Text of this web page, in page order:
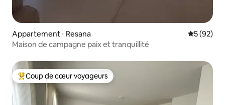
Appartement ⋅ Resana
5 (92)
Maison de campagne paix et tranquillité
Coups de cœur voyageurs les plus appréciés
Coup de cœur voyageurs